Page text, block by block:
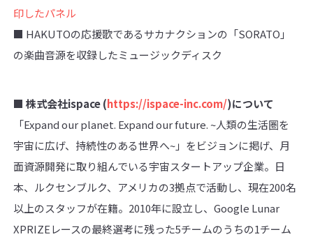
印したパネル
■ HAKUTOの応援歌であるサカナクションの「SORATO」
の楽曲音源を収録したミュージックディスク
■ 株式会社ispace (https://ispace-inc.com/)について
「Expand our planet. Expand our future. ~人類の生活圏を
宇宙に広げ、持続性のある世界へ~」をビジョンに掲げ、月
面資源開発に取り組んでいる宇宙スタートアップ企業。日
本、ルクセンブルク、アメリカの3拠点で活動し、現在200名
以上のスタッフが在籍。2010年に設立し、Google Lunar
XPRIZEレースの最終選考に残った5チームのうちの1チーム